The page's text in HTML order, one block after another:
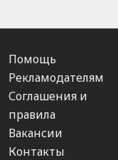
Помощь
Рекламодателям
Соглашения и
правила
Вакансии
Контакты